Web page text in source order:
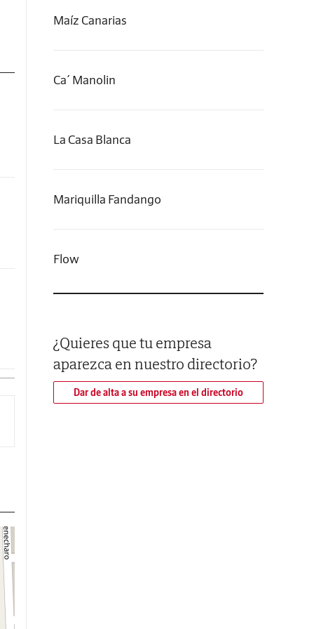
Maíz Canarias
Ca´ Manolin
La Casa Blanca
Mariquilla Fandango
Flow
¿Quieres que tu empresa
aparezca en nuestro directorio?
Dar de alta a su empresa en el directorio